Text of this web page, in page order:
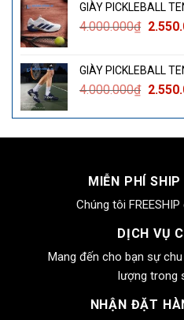
GIÀY PICKLEBALL
4.000.000₫ Giá
GIÀY PICKLEBALL
4.000.000₫ Giá
là:
MIỄN PHÍ
Chúng tôi
DỊCH VỤ
Mang đến cho bạn sự
lượng trong
NHẬN ĐẶT